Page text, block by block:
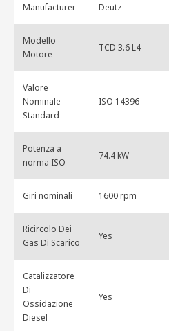
Manufacturer Deutz
Modello
Motore
TCD 3.6 L4
Valore
Nominale
Standard
ISO 14396
Potenza a
norma ISO
74.4 kW
Giri nominali 1600 rpm
Ricircolo Dei
Gas Di Scarico
Yes
Catalizzatore
Di
Ossidazione
Diesel
Yes